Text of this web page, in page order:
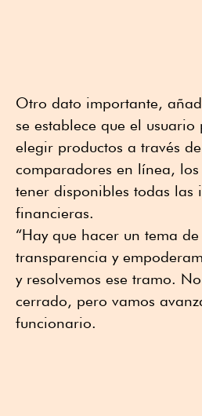
Otro dato importante,
se establece que el
elegir productos a través
comparadores en línea,
tener disponibles todas las
financieras.
“Hay que hacer un tema
transparencia y
y resolvemos ese tramo.
cerrado, pero vamos
funcionario.